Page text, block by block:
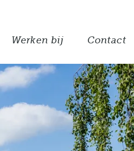
Werken bij Contact